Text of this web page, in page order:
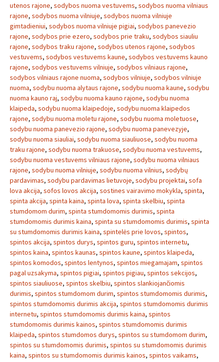
utenos rajone, sodybos nuoma vestuvems, sodybos nuoma vilniaus
rajone, sodybos nuoma vilniuje, sodybos nuoma vilniuje
gimtadieniui, sodybos nuoma vilniuje pigiai, sodybos panevezio
rajone, sodybos prie ezero, sodybos prie traku, sodybos siauliu
rajone, sodybos traku rajone, sodybos utenos rajone, sodybos
vestuvems, sodybos vestuvems kaune, sodybos vestuvems kauno
rajone, sodybos vestuvems vilniuje, sodybos vilniaus rajone,
sodybos vilniaus rajone nuoma, sodybos vilniuje, sodybos vilniuje
nuoma, sodybu nuoma alytaus rajone, sodybu nuoma kaune, sodybu
nuoma kauno raj, sodybu nuoma kauno rajone, sodybu nuoma
klaipeda, sodybu nuoma klaipedoje, sodybu nuoma klaipedos
rajone, sodybu nuoma moletu rajone, sodybu nuoma moletuose,
sodybu nuoma panevezio rajone, sodybu nuoma panevezyje,
sodybu nuoma siauliai, sodybu nuoma siauliuose, sodybu nuoma
traku rajone, sodybu nuoma trakuose, sodybu nuoma vestuvems,
sodybu nuoma vestuvems vilniaus rajone, sodybu nuoma vilniaus
rajone, sodybu nuoma vilniuje, sodybu nuoma vilnius, sodybų
pardavimas, sodybu pardavimas lietuvoje, sodybu projektai, sofa
lova akcija, sofos lovos akcija, sostines vairavimo mokykla, spinta,
spinta akcija, spinta kaina, spinta lova, spinta skelbiu, spinta
stumdomom durim, spinta stumdomomis durimis, spinta
stumdomomis durimis kaina, spinta su stumdomomis durimis, spinta
su stumdomomis durimis kaina, spintelės prie lovos, spintos,
spintos akcija, spintos durys, spintos guru, spintos internetu,
spintos kaina, spintos kaunas, spintos kaune, spintos klaipeda,
spintos komodos, spintos lentynos, spintos miegamajam, spintos
pagal uzsakyma, spintos pigiai, spintos pigiau, spintos sekcijos,
spintos siauliuose, spintos skelbiu, spintos slankiojančiomis
durimis, spintos stumdomom durim, spintos stumdomomis durimis,
spintos stumdomomis durimis akcija, spintos stumdomomis durimis
internetu, spintos stumdomomis durimis kaina, spintos
stumdomomis durimis kainos, spintos stumdomomis durimis
klaipeda, spintos stumdomos durys, spintos su stumdomom durim,
spintos su stumdomomis durimis, spintos su stumdomomis durimis
kaina, spintos su stumdomomis durimis kainos, spintos vaikams,